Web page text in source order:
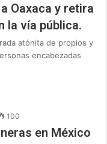
Oaxaca y retira
la vía pública.
atónita de propios y
encabezadas
100
en México